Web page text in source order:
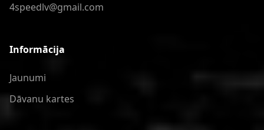
4speedlv@gmail.com
Informācija
Jaunumi
Dāvanu kartes